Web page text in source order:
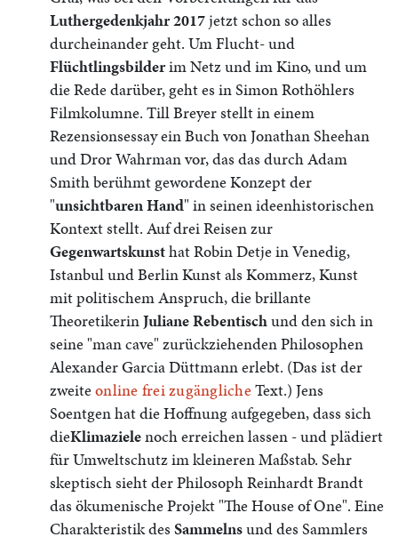
Luthergedenkjahr 2017jetzt schon so alles
durcheinander geht. Um Flucht- und
FlüchtlingsbilderimNetz undimKino, und um
die Rede darüber, geht es in Simon Rothöhlers
Filmkolumne. Till Breyer stellt in einem
Rezensionsessay ein Buch von Jonathan Sheehan
und Dror Wahrman vor, das das durch Adam
Smith berühmt gewordene Konzept der
"unsichtbaren Hand" in seinen ideenhistorischen
Kontext stellt. Auf drei Reisen zur
Gegenwartskunsthat Robin Detje in Venedig,
Istanbul und Berlin Kunst als Kommerz, Kunst
mit politischem Anspruch, die brillante
TheoretikerinJuliane Rebentischund den sich in
seine "man cave" zurückziehenden Philosophen
Alexander Garcia Düttmann erlebt. (Das ist der
zweiteonline frei zugänglicheText.) Jens
Soentgen hat die Hoffnung aufgegeben, dass sich
dieKlimazielenoch erreichen lassen - und plädiert
für Umweltschutzimkleineren Maßstab. Sehr
skeptisch sieht der Philosoph Reinhardt Brandt
das ökumenische Projekt "The House of One". Eine
Charakteristik des Sammelnsund des Sammlers